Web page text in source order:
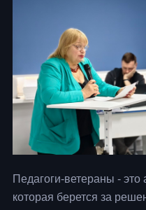
Педагоги-ветераны - это
которая берется за